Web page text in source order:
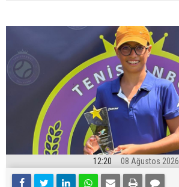
12:20 08 Ağustos 2026